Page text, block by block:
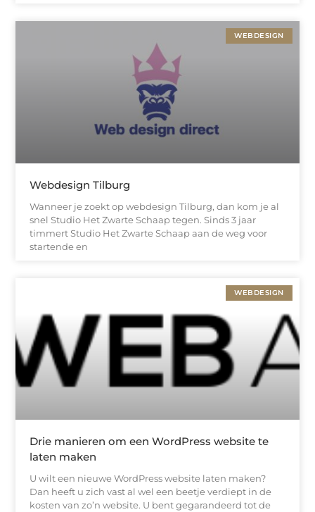
WEBDESIGN
Webdesign Tilburg
Wanneer je zoekt op webdesign Tilburg, dan kom je al
snel Studio Het Zwarte Schaap tegen. Sinds 3 jaar
timmert Studio Het Zwarte Schaap aan de weg voor
startende en
WEBDESIGN
Drie manieren om een WordPress website te
laten maken
U wilt een nieuwe WordPress website laten maken?
Dan heeft u zich vast al wel een beetje verdiept in de
kosten van zo’n website. U bent gegarandeerd tot de